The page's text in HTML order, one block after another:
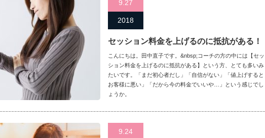
9.27
2018
セッション料金を上げるのに抵抗がある！
こんにちは。田中直子です。&nbsp;コーチの方の中には【セッ
ション料金を上げるのに抵抗がある】という方、とても多いみ
たいです。「まだ初心者だし」「自信がない」「値上げすると
お客様に悪い」「だから今の料金でいいや…」という感じでし
ょうか。
9.24